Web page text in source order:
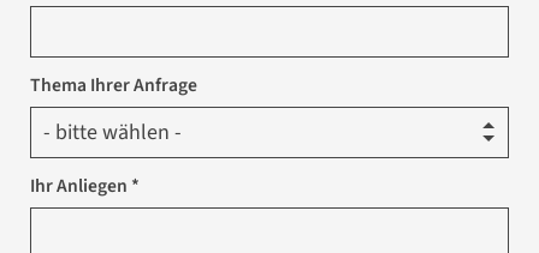
Thema Ihrer Anfrage
Ihr Anliegen *